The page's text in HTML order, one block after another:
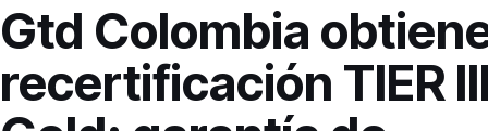
Gtd Colombia
recertificación TIER